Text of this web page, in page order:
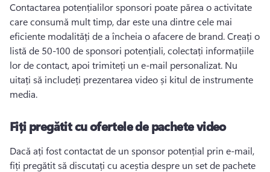
Contactarea potențialilor sponsori poate părea o activitate
care consumă mult timp, dar este una dintre cele mai
eficiente modalități de a încheia o afacere de brand. Creați o
listă de 50-100 de sponsori potențiali, colectați informațiile
lor de contact, apoi trimiteți un e-mail personalizat. Nu
uitați să includeți prezentarea video și kitul de instrumente
media.
Fiți pregătit cu ofertele de pachete video
Dacă ați fost contactat de un sponsor potențial prin e-mail,
fiți pregătit să discutați cu aceștia despre un set de pachete